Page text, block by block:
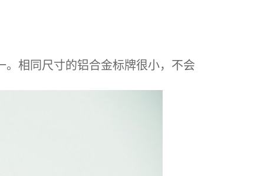
相同尺寸的铝合金标牌很小，不会